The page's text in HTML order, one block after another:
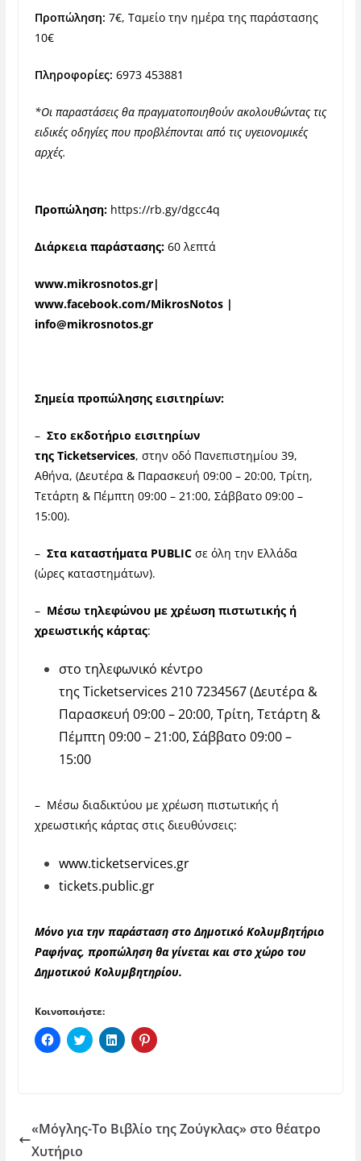
Προπώληση: 7€, Ταμείο την ημέρα της παράστασης
10€
Πληροφορίες: 6973 453881
*Οι παραστάσεις θα πραγματοποιηθούν ακολουθώντας τις
ειδικές οδηγίες που προβλέπονται από τις υγειονομικές
αρχές.
Προπώληση: https://rb.gy/dgcc4q
Διάρκεια παράστασης: 60 λεπτά
www.mikrosnotos.gr|
www.facebook.com/MikrosNotos |
info@mikrosnotos.gr
Σημεία προπώλησης εισιτηρίων:
– Στο εκδοτήριο εισιτηρίων
της Ticketservices, στην οδό Πανεπιστημίου 39,
Αθήνα, (Δευτέρα & Παρασκευή 09:00 – 20:00, Τρίτη,
Τετάρτη & Πέμπτη 09:00 – 21:00, Σάββατο 09:00 –
15:00).
– Στα καταστήματα PUBLICσε όλη την Ελλάδα
(ώρες καταστημάτων).
– Μέσω τηλεφώνου με χρέωση πιστωτικής ή
χρεωστικής κάρτας:
στο τηλεφωνικό κέντρο
της Ticketservices 210 7234567 (Δευτέρα &
Παρασκευή 09:00 – 20:00, Τρίτη, Τετάρτη &
Πέμπτη 09:00 – 21:00, Σάββατο 09:00 –
15:00
– Μέσω διαδικτύου με χρέωση πιστωτικής ή
χρεωστικής κάρτας στις διευθύνσεις:
www.ticketservices.gr
tickets.public.gr
Μόνο για την παράσταση στο Δημοτικό Κολυμβητήριο
Ραφήνας, προπώληση θα γίνεται και στο χώρο του
Δημοτικού Κολυμβητηρίου.
Κοινοποιήστε:
Π
α
ι
α
κ
ο
Κ
λ
ο
ι
Κ
λ
ο
ι
Κ
λ
ι
«Μόγλης-Το Βιβλίο της Ζούγκλας» στο θέατρο
Χυτήριο